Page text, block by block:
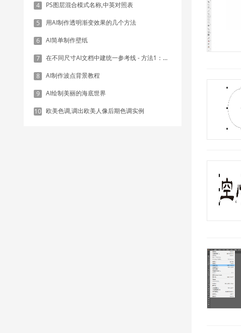
4 PS图层混合模式名称,中英对照表
5 用AI制作透明渐变效果的几个方法
6 AI简单制作壁纸
7 在不同尺寸AI文档中建统一参考线 - 方法1：对齐和分布
8 AI制作波点背景教程
9 AI绘制美丽的海底世界
10 欧美色调,调出欧美人像后期色调实例